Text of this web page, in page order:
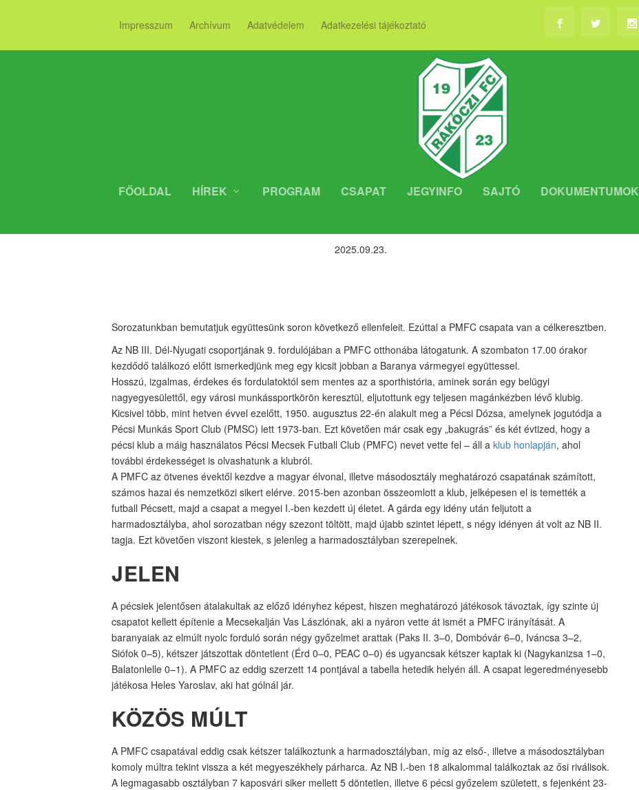
Impresszum Archívum Adatvédelem Adatkezelési tájékoztató
FŐOLDAL HÍREK PROGRAM CSAPAT JEGYINFO SAJTÓ DOKUMENTUMOK
2025.09.23.
Sorozatunkban bemutatjuk együttesünk soron következő ellenfeleit. Ezúttal a PMFC csapata van a célkeresztben.
Az NB III. Dél-Nyugati csoportjának 9. fordulójában a PMFC otthonába látogatunk. A szombaton 17.00 órakor
kezdődő találkozó előtt ismerkedjünk meg egy kicsit jobban a Baranya vármegyei együttessel.
Hosszú, izgalmas, érdekes és fordulatoktól sem mentes az a sporthistória, aminek során egy belügyi
nagyegyesülettől, egy városi munkássportkörön keresztül, eljutottunk egy teljesen magánkézben lévő klubig.
Kicsivel több, mint hetven évvel ezelőtt, 1950. augusztus 22-én alakult meg a Pécsi Dózsa, amelynek jogutódja a
Pécsi Munkás Sport Club (PMSC) lett 1973-ban. Ezt követően már csak egy „bakugrás” és két évtized, hogy a
pécsi klub a máig használatos Pécsi Mecsek Futball Club (PMFC) nevet vette fel – áll a klub honlapján, ahol
további érdekességet is olvashatunk a klubról.
A PMFC az ötvenes évektől kezdve a magyar élvonal, illetve másodosztály meghatározó csapatának számított,
számos hazai és nemzetközi sikert elérve. 2015-ben azonban összeomlott a klub, jelképesen el is temették a
futball Pécsett, majd a csapat a megyei I.-ben kezdett új életet. A gárda egy idény után feljutott a
harmadosztályba, ahol sorozatban négy szezont töltött, majd újabb szintet lépett, s négy idényen át volt az NB II.
tagja. Ezt követően viszont kiestek, s jelenleg a harmadosztályban szerepelnek.
JELEN
A pécsiek jelentősen átalakultak az előző idényhez képest, hiszen meghatározó játékosok távoztak, így szinte új
csapatot kellett építenie a Mecsekalján Vas Lászlónak, aki a nyáron vette át ismét a PMFC irányítását. A
baranyaiak az elmúlt nyolc forduló során négy győzelmet arattak (Paks II. 3–0, Dombóvár 6–0, Iváncsa 3–2,
Siófok 0–5), kétszer játszottak döntetlent (Érd 0–0, PEAC 0–0) és ugyancsak kétszer kaptak ki (Nagykanizsa 1–0,
Balatonlelle 0–1). A PMFC az eddig szerzett 14 pontjával a tabella hetedik helyén áll. A csapat legeredményesebb
játékosa Heles Yaroslav, aki hat gólnál jár.
KÖZÖS MÚLT
A PMFC csapatával eddig csak kétszer találkoztunk a harmadosztályban, míg az első-, illetve a másodosztályban
komoly múltra tekint vissza a két megyeszékhely párharca. Az NB I.-ben 18 alkalommal találkoztak az ősi riválisok.
A legmagasabb osztályban 7 kaposvári siker mellett 5 döntetlen, illetve 6 pécsi győzelem született, s fejenként 23-